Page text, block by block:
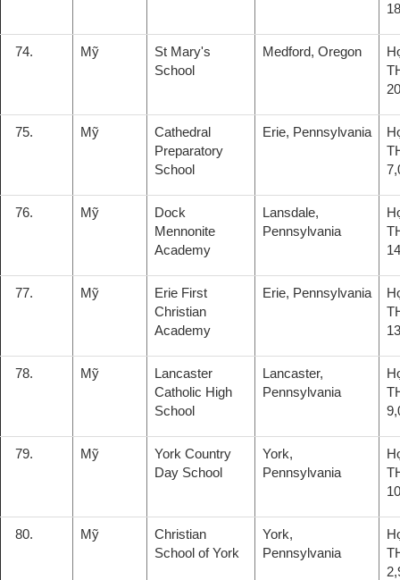
74. Mỹ
St Mary's
School
Medford, Oregon
75. Mỹ
Cathedral
Preparatory
School
Erie, Pennsylvania
76. Mỹ
Dock
Mennonite
Academy
Lansdale,
Pennsylvania
77. Mỹ
Erie First
Christian
Academy
Erie, Pennsylvania
78. Mỹ
Lancaster
Catholic High
School
Lancaster,
Pennsylvania
79. Mỹ
York Country
Day School
York,
Pennsylvania
80. Mỹ
Christian
School of York
York,
Pennsylvania